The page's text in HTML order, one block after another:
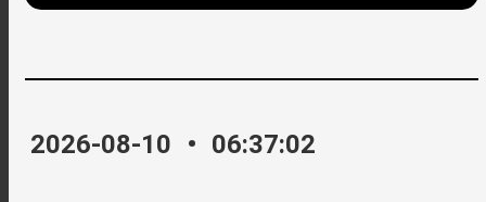
2026-08-10 • 06:37:03